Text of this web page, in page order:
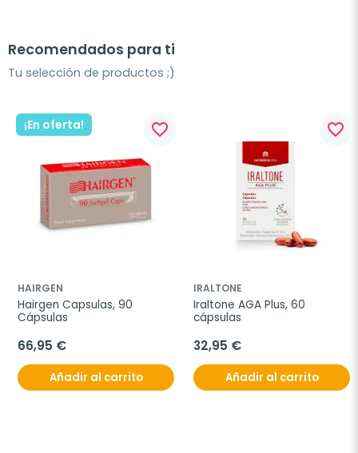
Recomendados para ti
Tu selección de productos ;)
¡En oferta! favorite_border
HAIRGEN
Hairgen Capsulas, 90
Cápsulas
66,95 €
Añadir al carrito
favorite_border
IRALTONE
Iraltone AGA Plus, 60
cápsulas
32,95 €
Añadir al carrito